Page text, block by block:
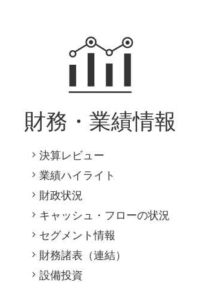
財務・業績情報
決算レビュー
業績ハイライト
財政状況
キャッシュ・フローの状況
セグメント情報
財務諸表（連結）
設備投資